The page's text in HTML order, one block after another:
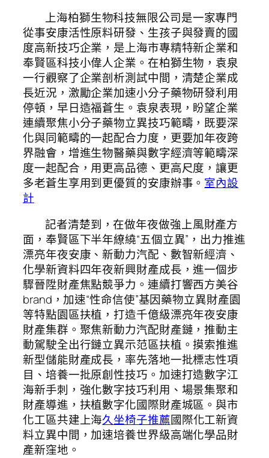
上海柏獅生物科技無限公司是一家專門
從事安康活性原料研發、生孩子與發賣的國
度高新技巧企業，是上海市專精特新企業和
奉賢區科技小偉人企業。在柏獅生物，袁泉
一行觀察了企業剖析測試中間，清楚企業成
長近況，激勵企業加速小分子藥物研發利用
停頓，早日造福蒼生。袁泉表現，盼望企業
連續聚焦小分子藥物立異技巧範疇，既要深
化與同範疇的一起配合力度，更要加年夜跨
界融會，增進生物醫藥與數字經濟等範疇深
度一起配合，用更高品德、更高尺度，讓更
多老蒼生享用到更優質的安康辦事。 室內設
計
記者清楚到，在做年夜做強上風財產方
面，奉賢區下半年繚繞“五個立異”，出力推進
漂亮年夜安康、新動力汽配、數智新經濟、
化學新資料四年夜新興財產成長，進一個步
驟晉陞財產焦點競爭力。連續打響西方美谷
brand，加速“性命信使”基因藥物立異財產園
等特點園區扶植，打造千億級漂亮年夜安康
財產集群。聚焦新動力汽配財產鏈，推動主
動駕駛全出行鏈立異示范區扶植。摸索推進
新型儲能財產成長，率先落地一批標志性項
目、培養一批原創性技巧。加速打造數字江
海新手刺，強化數字技巧利用、場景集聚和
財產導進，扶植數字化國際財產城區。與市
化工區共建上海久坐椅子推薦國際化工新資
料立異中間，加速培養世界級高端化學品財
產新窪地。